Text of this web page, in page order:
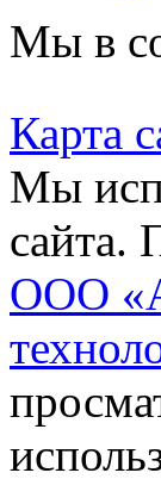
Мы в
Карта
Мы
сайта.
ООО